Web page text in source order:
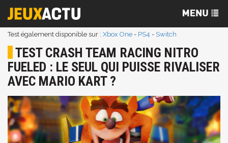
Test également disponible sur : Xbox One - PS4 - Switch
TEST CRASH TEAM RACING NITRO
FUELED : LE SEUL QUI PUISSE RIVALISER
AVEC MARIO KART ?